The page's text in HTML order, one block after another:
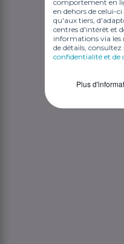
comportement en
en dehors de celui-
qu'aux tiers,
centres d'intérêt et
informations via les
de détails,
confidentialité et de
Plus